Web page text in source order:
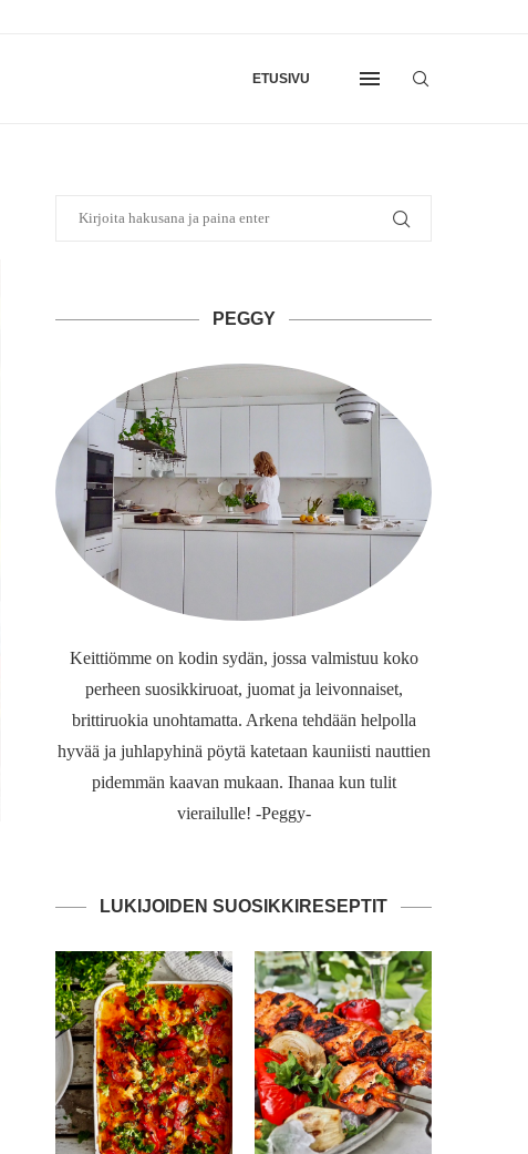
ETUSIVU
PEGGY
Keittiömme on kodin sydän, jossa valmistuu koko
perheen suosikkiruoat, juomat ja leivonnaiset,
brittiruokia unohtamatta. Arkena tehdään helpolla
hyvää ja juhlapyhinä pöytä katetaan kauniisti nauttien
pidemmän kaavan mukaan. Ihanaa kun tulit
vierailulle! -Peggy-
LUKIJOIDEN SUOSIKKIRESEPTIT